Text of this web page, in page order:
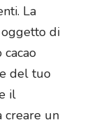
La
di
del tuo
il
creare un